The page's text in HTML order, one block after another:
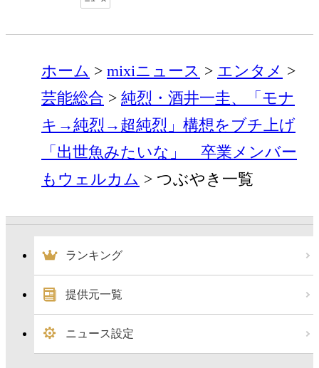
ホーム mixiニュース
エンタメ
芸能総合
純烈・酒井一圭、「モナ
キ→純烈→超純烈」構想をブチ上げ
「出世魚みたいな」 卒業メンバー
もウェルカム
つぶやき一覧
ランキング
提供元一覧
ニュース設定